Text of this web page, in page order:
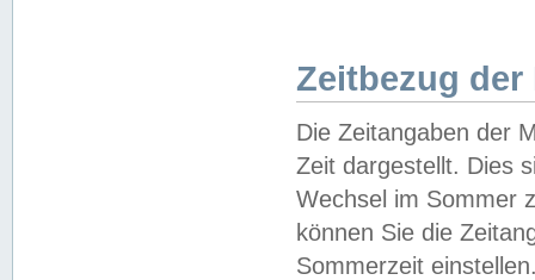
Zeitbezug der
Die Zeitangaben der
Zeit dargestellt. Dies
Wechsel im Sommer
können Sie die
Sommerzeit